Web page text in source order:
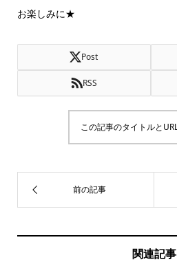
お楽しみに★
Post
RSS
この記事のタイトルと
関連記事